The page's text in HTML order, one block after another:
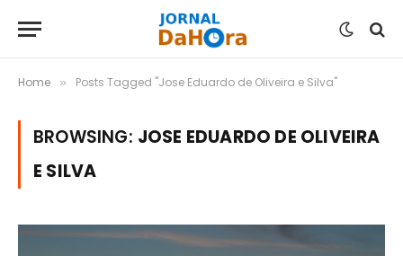
Home » Posts Tagged "Jose Eduardo de Oliveira e Silva"
BROWSING: JOSE EDUARDO DE OLIVEIRA
E SILVA